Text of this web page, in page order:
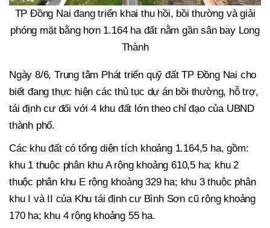
TP Đồng Nai đang triển khai thu hồi, bồi thường và giải
phóng mặt bằng hơn 1.164 ha đất nằm gần sân bay Long
Thành
Ngày 8/6, Trung tâm Phát triển quỹ đất TP Đồng Nai cho
biết đang thực hiện các thủ tục dự án bồi thường, hỗ trợ,
tái định cư đối với 4 khu đất lớn theo chỉ đạo của UBND
thành phố.
Các khu đất có tổng diện tích khoảng 1.164,5 ha, gồm:
khu 1 thuộc phân khu A rộng khoảng 610,5 ha; khu 2
thuộc phân khu E rộng khoảng 329 ha; khu 3 thuộc phân
khu I và II của Khu tái định cư Bình Sơn cũ rộng khoảng
170 ha; khu 4 rộng khoảng 55 ha.